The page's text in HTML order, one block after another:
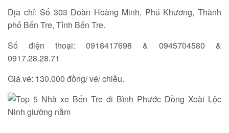
Địa chỉ: Số 303 Đoàn Hoàng Minh, Phú Khương, Thành
phố Bến Tre, Tỉnh Bến Tre.
Số điện thoại: 0918417698 & 0945704580 &
0917.28.28.71
Giá vé: 130.000 đồng/ vé/ chiều.